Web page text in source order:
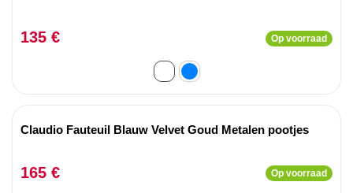
135 € Op voorraad
Claudio Fauteuil Blauw Velvet Goud Metalen pootjes
165 € Op voorraad